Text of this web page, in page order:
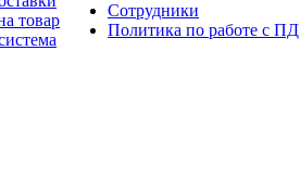
товар
Сотрудники
Политика по работе с ПД